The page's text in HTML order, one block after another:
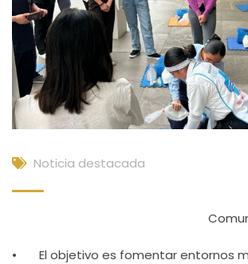
Noticia destacada
• El objetivo es fomentar entornos